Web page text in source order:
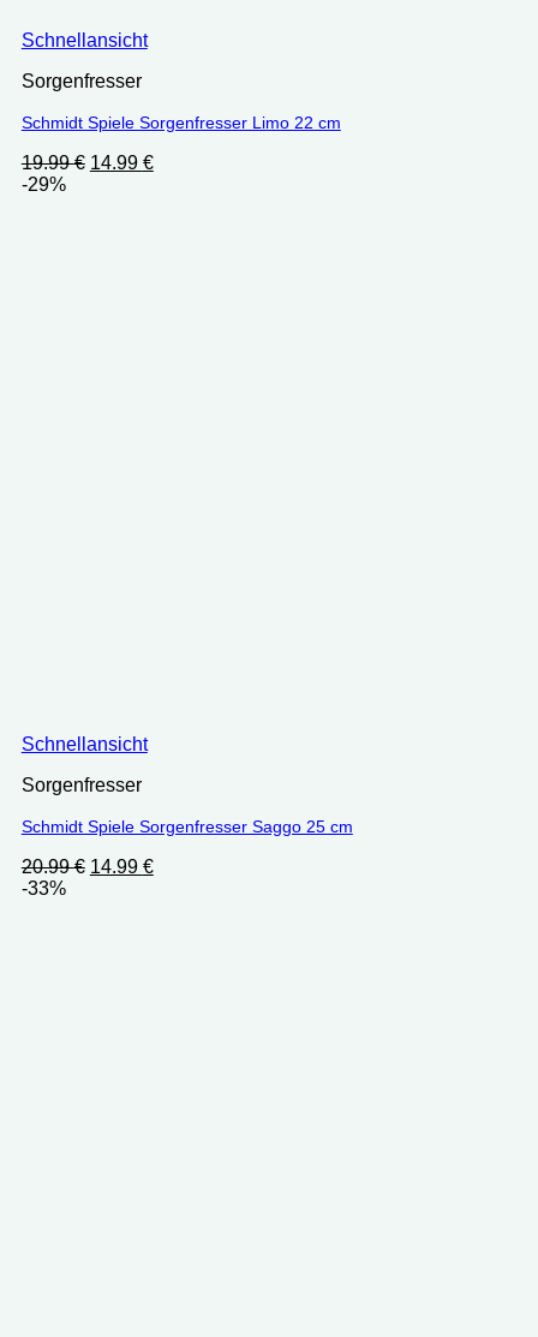
Schnellansicht
Sorgenfresser
Schmidt Spiele Sorgenfresser Limo 22 cm
19.99€ Ursprünglicher
14.99 €Aktueller
-29%
Schnellansicht
Sorgenfresser
Schmidt Spiele Sorgenfresser Saggo 25 cm
20.99€ Ursprünglicher
14.99 €Aktueller
-33%